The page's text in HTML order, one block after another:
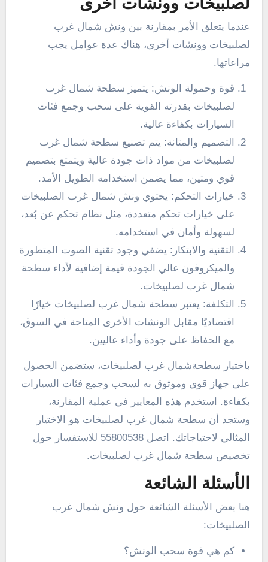
عندما يتعلق الأمر بمقارنة بين ونش شمال غرب
لصلبيخات وونشات أخرى، هناك عدة عوامل يجب
مراعاتها.
قوة وحمولة الونش: يتميز سطحة شمال غرب
لصلبيخات بقدرته القوية على سحب وجمع فئات
السيارات بكفاءة عالية.
التصميم والمتانة: يتم تصنيع سطحة شمال غرب
لصلبيخات من مواد ذات جودة عالية ويتمتع بتصميم
قوي ومتين، مما يضمن استخدامه الطويل الأمد.
خيارات التحكم: يحتوي ونش شمال غرب الصلبيخات
على خيارات تحكم متعددة، مثل نظام تحكم عن بُعد،
لسهولة وأمان في استخدامه.
التقنية والابتكار: يضفي وجود تقنية الصوت المتطورة
والميكروفون عالي الجودة قيمة إضافية لأداء سطحة
شمال غرب لصلبيخات.
التكلفة: يعتبر سطحة شمال غرب لصلبيخات خيارًا
اقتصاديًا مقابل الونشات الأخرى المتاحة في السوق،
مع الحفاظ على جودة وأداء عاليين.
باختيار سطحةشمال غرب لصلبيخات، ستضمن الحصول
على جهاز قوي وموثوق به لسحب وجمع فئات السيارات
بكفاءة. استخدم هذه المعايير في عملية المقارنة،
وستجد أن سطحة شمال غرب لصلبيخات هو الاختيار
المثالي لاحتياجاتك. اتصل 55800538 للاستفسار حول
تخصيص سطحة شمال غرب لصلبيخات.
الأسئلة الشائعة
هنا بعض الأسئلة الشائعة حول ونش شمال غرب
الصلبيخات:
كم هي قوة سحب الونش؟